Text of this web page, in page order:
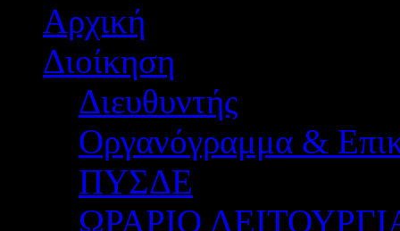
Αρχική
Διοίκηση
Διευθυντής
Οργανόγραμμα &
ΠΥΣΔΕ
ΩΡΑΡΙΟ